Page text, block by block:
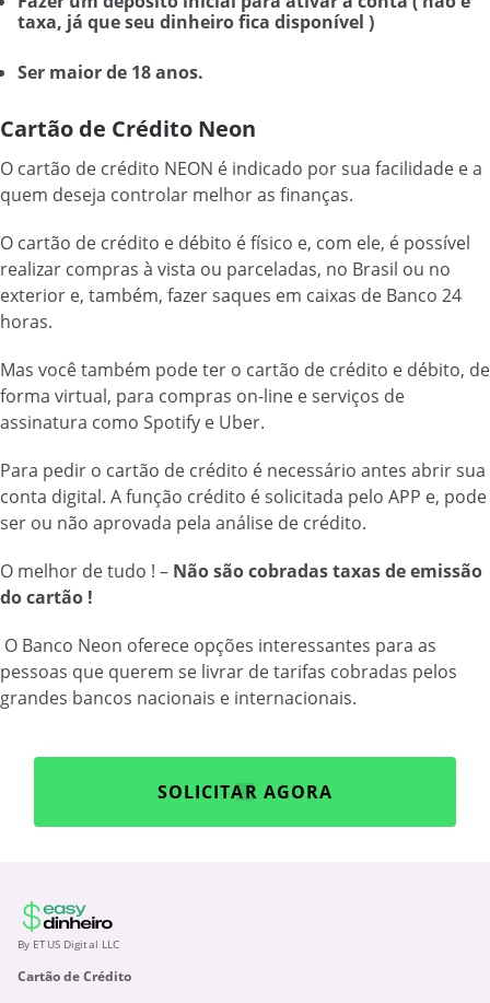
taxa, já que seu dinheiro fica disponível )
Ser maior de 18 anos.
Cartão de Crédito Neon
O cartão de crédito NEON é indicado por sua facilidade e a
quem deseja controlar melhor as finanças.
O cartão de crédito e débito é físico e, com ele, é possível
realizar compras à vista ou parceladas, no Brasil ou no
exterior e, também, fazer saques em caixas de Banco 24
horas.
Mas você também pode ter o cartão de crédito e débito, de
forma virtual, para compras on-line e serviços de
assinatura como Spotify e Uber.
Para pedir o cartão de crédito é necessário antes abrir sua
conta digital. A função crédito é solicitada pelo APP e, pode
ser ou não aprovada pela análise de crédito.
O melhor de tudo ! – Não são cobradas taxas de emissão
do cartão !
O Banco Neon oferece opções interessantes para as
pessoas que querem se livrar de tarifas cobradas pelos
grandes bancos nacionais e internacionais.
SOLICITAR AGORA
By ETUS Digital LLC
Cartão de Crédito